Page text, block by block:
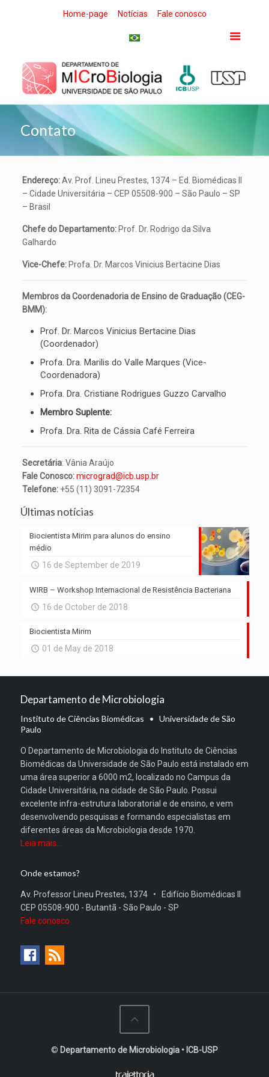
Home-page Notícias Fale conosco
Contato
Endereço:Av. Prof. Lineu Prestes, 1374 – Ed. Biomédicas II
– Cidade Universitária – CEP 05508-900 – São Paulo – SP
– Brasil
Chefe do Departamento: Prof. Dr. Rodrigo da Silva
Galhardo
Vice-Chefe: Profa. Dr. Marcos Vinicius Bertacine Dias
Membros da Coordenadoria de Ensino de Graduação (CEG-
BMM):
Prof. Dr. Marcos Vinicius Bertacine Dias
(Coordenador)
Profa. Dra. Marilis do Valle Marques (Vice-
Coordenadora)
Profa. Dra. Cristiane Rodrigues Guzzo Carvalho
Membro Suplente:
Profa. Dra. Rita de Cássia Café Ferreira
Secretária: Vânia Araújo
Fale Conosco: micrograd@icb.usp.br
Telefone: +55 (11) 3091-72354
Últimas notícias
Biocientista Mirim para alunos do ensino
médio
16 de September de 2019
WIRB – Workshop Internacional de Resistência Bacteriana
16 de October de 2018
Biocientista Mirim
01 de May de 2018
Departamento de Microbiologia
Instituto de Ciências Biomédicas • Universidade de São
Paulo
O Departamento de Microbiologia do Instituto de Ciências
Biomédicas da Universidade de São Paulo está instalado em
uma área superior a 6000 m2, localizado no Campus da
Cidade Universitária, na cidade de São Paulo. Possui
excelente infra-estrutura laboratorial e de ensino, e vem
desenvolvendo pesquisas e formando especialistas em
diferentes áreas da Microbiologia desde 1970.
Leia mais...
Onde estamos?
Av. Professor Lineu Prestes, 1374 • Edifício Biomédicas II
CEP 05508-900 - Butantã - São Paulo - SP
Fale conosco
© Departamento de Microbiologia • ICB-USP